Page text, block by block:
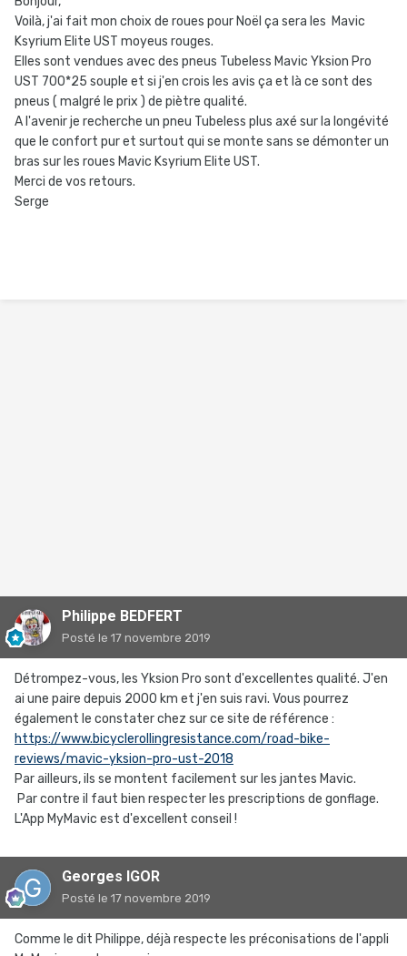
Voilà, j'ai fait mon choix de roues pour Noël ça sera les Mavic
Ksyrium Elite UST moyeus rouges.
Elles sont vendues avec des pneus Tubeless Mavic Yksion Pro
UST 700*25 souple et si j'en crois les avis ça et là ce sont des
pneus ( malgré le prix ) de piètre qualité.
A l'avenir je recherche un pneu Tubeless plus axé sur la longévité
que le confort pur et surtout qui se monte sans se démonter un
bras sur les roues Mavic Ksyrium Elite UST.
Merci de vos retours.
Serge
Philippe BEDFERT
Posté le 17 novembre 2019
Détrompez-vous, les Yksion Pro sont d'excellentes qualité. J'en
ai une paire depuis 2000 km et j'en suis ravi. Vous pourrez
également le constater chez sur ce site de référence :
https://www.bicyclerollingresistance.com/road-bike-
reviews/mavic-yksion-pro-ust-2018
Par ailleurs, ils se montent facilement sur les jantes Mavic.
Par contre il faut bien respecter les prescriptions de gonflage.
L'App MyMavic est d'excellent conseil !
Georges IGOR
Posté le 17 novembre 2019
Comme le dit Philippe, déjà respecte les préconisations de l'appli